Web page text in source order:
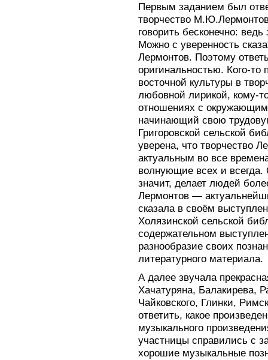
Первым заданием был
творчество
говорить бесконечно:
Можно с уверенность
Лермонтов. Поэтому
оригинальностью. Кого-то
восточной культуры в
любовной лирикой, кому-
отношениях с
начинающий свою
Григоровской сельской
уверена, что творчество
актуальным во все
волнующие всех и всегда.
значит, делает людей
Лермонтов —
сказала в своём
Холязинской сельской
содержательном
разнообразие своих
литературного материала.
А далее звучала
Хачатуряна, Балакирева,
Чайковского, Глинки,
ответить, какое
музыкального
участницы справились с
хорошие музыкальные